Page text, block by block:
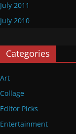
July 2011
July 2010
Categories
Art
Collage
Editor Picks
Entertainment